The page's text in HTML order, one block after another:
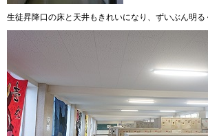
生徒昇降口の床と天井もきれいになり、ずいぶん明る